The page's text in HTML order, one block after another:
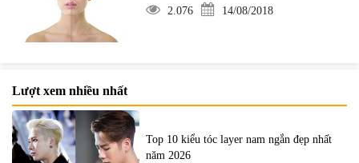
2.076
14/08/2018
Lượt xem nhiều nhất
Top 10 kiểu tóc layer nam ngắn đẹp nhất
năm 2026